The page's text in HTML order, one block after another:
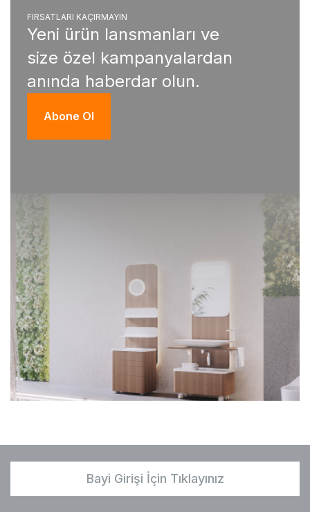
FIRSATLARI KAÇIRMAYIN
Yeni ürün lansmanları ve
size özel kampanyalardan
anında haberdar olun.
Abone Ol
Bayi Girişi İçin Tıklayınız